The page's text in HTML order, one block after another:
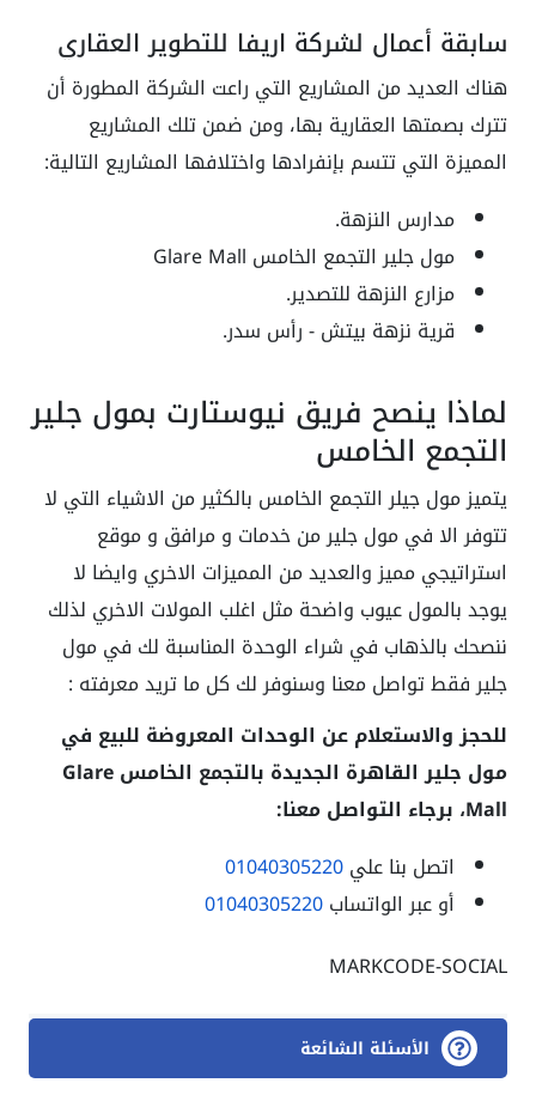
سابقة أعمال لشركة اريفا للتطوير العقاري
هناك العديد من المشاريع التي راعت الشركة المطورة أن
تترك بصمتها العقارية بها، ومن ضمن تلك المشاريع
المميزة التي تتسم بإنفرادها واختلافها المشاريع التالية:
مدارس النزهة.
مول جلير التجمع الخامس Glare Mall
مزارع النزهة للتصدير.
قرية نزهة بيتش - رأس سدر.
لماذا ينصح فريق نيوستارت بمول جلير
التجمع الخامس
يتميز مول جيلر التجمع الخامس بالكثير من الاشياء التي لا
تتوفر الا في مول جلير من خدمات و مرافق و موقع
استراتيجي مميز والعديد من المميزات الاخري وايضا لا
يوجد بالمول عيوب واضحة مثل اغلب المولات الاخري لذلك
ننصحك بالذهاب في شراء الوحدة المناسبة لك في مول
جلير فقط تواصل معنا وسنوفر لك كل ما تريد معرفته :
للحجز والاستعلام عن الوحدات المعروضة للبيع في
مول جلير القاهرة الجديدة بالتجمع الخامس Glare
Mall، برجاء التواصل معنا:
اتصل بنا علي01040305220
أو عبر الواتساب01040305220
MARKCODE-SOCIAL
الأسئلة الشائعة